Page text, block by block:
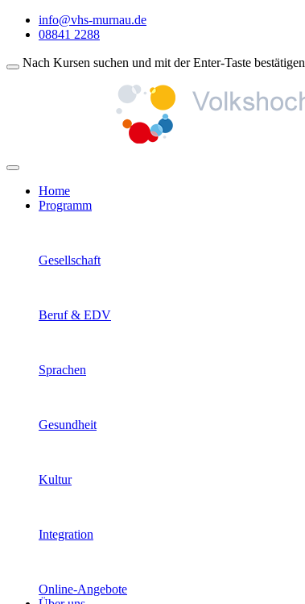
info@vhs-murnau.de
08841 2288
Nach Kursen suchen und mit der Enter-Taste bestätigen
Home
Programm
Gesellschaft
Beruf & EDV
Sprachen
Gesundheit
Kultur
Integration
Online-Angebote